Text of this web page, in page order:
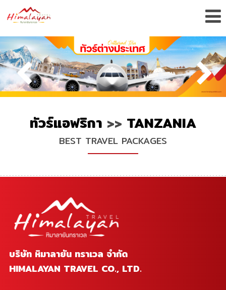
ทัวร์แอฟริกา >> TANZANIA
BEST TRAVEL PACKAGES
บริษัท หิมาลายัน ทราเวล จำกัด
HIMALAYAN TRAVEL CO., LTD.